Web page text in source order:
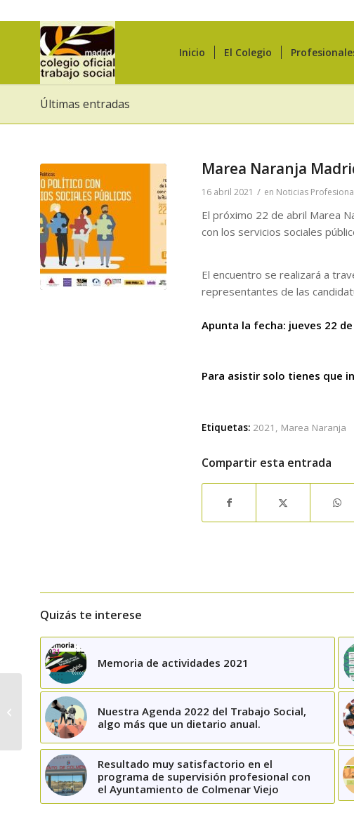
Inicio El Colegio
Últimas entradas
Marea Naranja
16 abril 2021 / en Noticias
El próximo 22 de abril Marea
con los servicios sociales
El encuentro se realizará a
representantes de las
Apunta la fecha: jueves 22
Para asistir solo tienes que
Etiquetas: 2021 , Marea Naranja
Compartir esta entrada
Quizás te interese
Memoria de actividades 2021
Nuestra Agenda 2022 del Trabajo Social,
algo más que un dietario anual.
Resultado muy satisfactorio en el
programa de supervisión profesional con
el Ayuntamiento de Colmenar Viejo
El Colegio Oficial de
Trabajo Social de
Madrid valora la
situación de la Renta...